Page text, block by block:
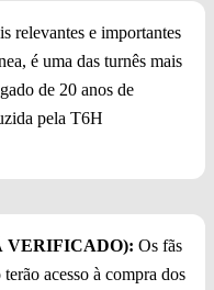
relevantes e importantes
é uma das turnês mais
de 20 anos de
pela T6H
VERIFICADO): Os fãs
acesso à compra dos